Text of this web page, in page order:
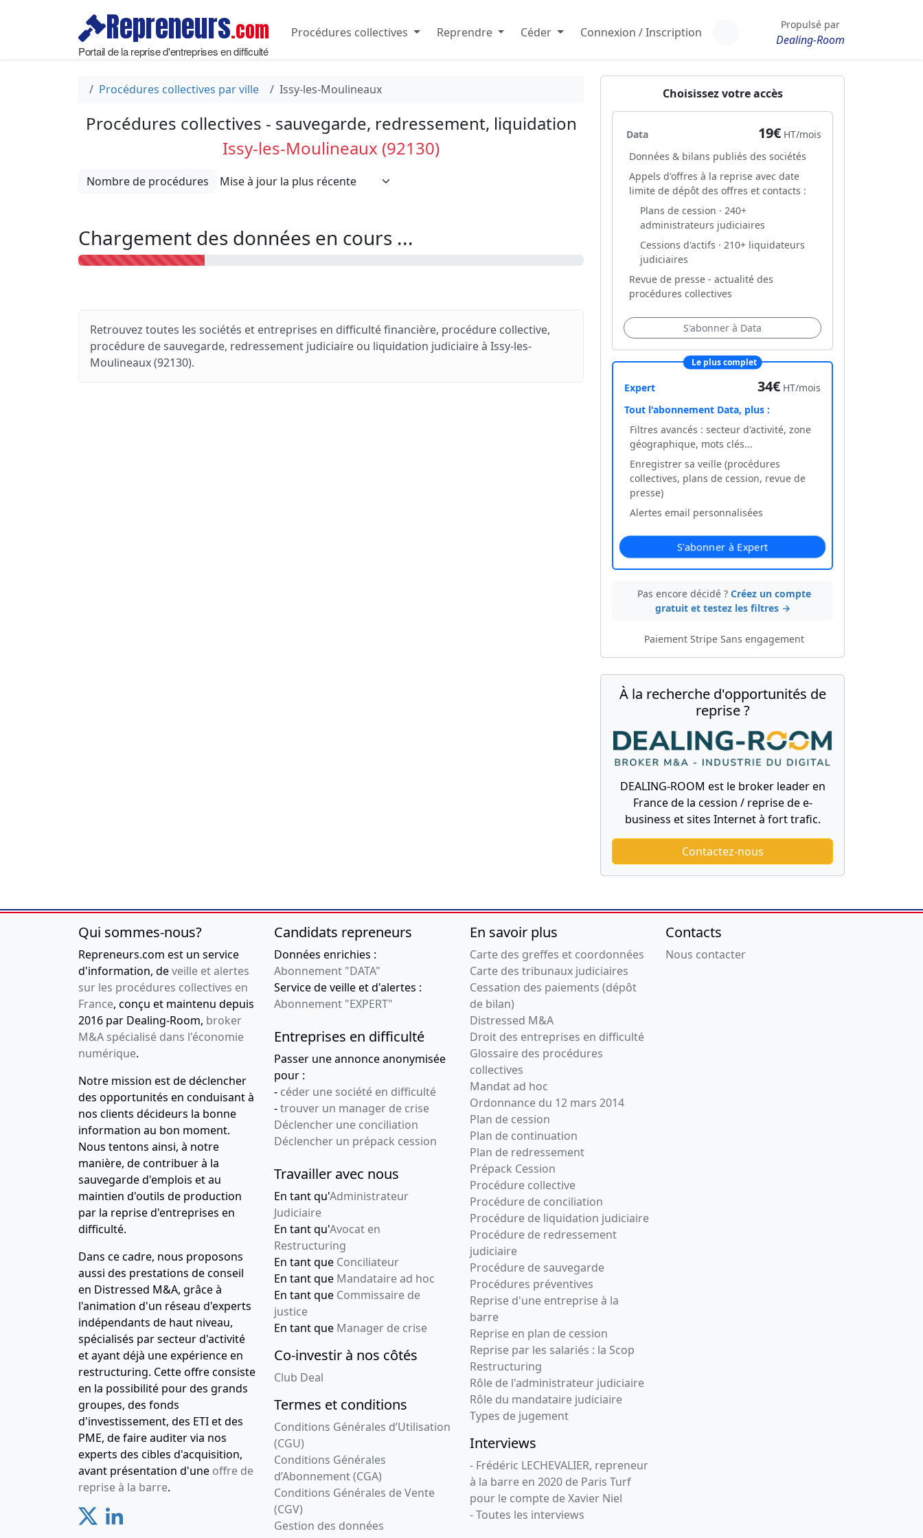
Repreneurs.com
Portail de la reprise d'entreprises en difficulté
Procédures collectives Reprendre Céder Connexion / Inscription
Propulsé par
Dealing-Room
Procédures collectives par ville Issy-les-Moulineaux
Procédures collectives - sauvegarde, redressement, liquidation
Issy-les-Moulineaux (92130)
Nombre de procédures
Chargement des données en cours ...
Retrouvez toutes les sociétés et entreprises en difficulté financière, procédure collective,
procédure de sauvegarde, redressement judiciaire ou liquidation judiciaire à Issy-les-
Moulineaux (92130).
Choisissez votre accès
Data 19€ HT/mois
Données & bilans publiés des sociétés
Appels d'offres à la reprise avec date
limite de dépôt des offres et contacts :
Plans de cession · 240+
administrateurs judiciaires
Cessions d'actifs · 210+ liquidateurs
judiciaires
Revue de presse - actualité des
procédures collectives
S'abonner à Data
Le plus complet
Expert 34€ HT/mois
Tout l'abonnement Data, plus :
Filtres avancés : secteur d'activité, zone
géographique, mots clés...
Enregistrer sa veille (procédures
collectives, plans de cession, revue de
presse)
Alertes email personnalisées
S'abonner à Expert
Pas encore décidé ? Créez un compte
gratuit et testez les filtres →
Paiement Stripe Sans engagement
À la recherche d'opportunités de
reprise ?
DEALING-ROOM est le broker leader en
France de la cession / reprise de e-
business et sites Internet à fort trafic.
Contactez-nous
Qui sommes-nous?
Repreneurs.com est un service
d'information, deveille et alertes
sur les procédures collectives en
France, conçu et maintenu depuis
2016 par Dealing-Room, broker
M&A spécialisé dans l'économie
numérique.
Notre mission est de déclencher
des opportunités en conduisant à
nos clients décideurs la bonne
information au bon moment.
Nous tentons ainsi, à notre
manière, de contribuer à la
sauvegarde d'emplois et au
maintien d'outils de production
par la reprise d'entreprises en
difficulté.
Dans ce cadre, nous proposons
aussi des prestations de conseil
en Distressed M&A, grâce à
l'animation d'un réseau d'experts
indépendants de haut niveau,
spécialisés par secteur d'activité
et ayant déjà une expérience en
restructuring. Cette offre consiste
en la possibilité pour des grands
groupes, des fonds
d'investissement, des ETI et des
PME, de faire auditer via nos
experts des cibles d'acquisition,
avant présentation d'une offre de
reprise à la barre.
Candidats repreneurs
Données enrichies :
Abonnement "DATA"
Service de veille et d'alertes :
Abonnement "EXPERT"
Entreprises en difficulté
Passer une annonce anonymisée
pour :
- céder une société en difficulté
-trouver un manager de crise
Déclencher une conciliation
Déclencher un prépack cession
Travailler avec nous
En tant qu'Administrateur
Judiciaire
En tant qu'Avocat en
Restructuring
En tant que Conciliateur
En tant que Mandataire ad hoc
En tant que Commissaire de
justice
En tant que Manager de crise
Co-investir à nos côtés
Club Deal
Termes et conditions
Conditions Générales d’Utilisation
(CGU)
Conditions Générales
d’Abonnement (CGA)
Conditions Générales de Vente
(CGV)
Gestion des données
En savoir plus
Carte des greffes et coordonnées
Carte des tribunaux judiciaires
Cessation des paiements (dépôt
de bilan)
Distressed M&A
Droit des entreprises en difficulté
Glossaire des procédures
collectives
Mandat ad hoc
Ordonnance du 12 mars 2014
Plan de cession
Plan de continuation
Plan de redressement
Prépack Cession
Procédure collective
Procédure de conciliation
Procédure de liquidation judiciaire
Procédure de redressement
judiciaire
Procédure de sauvegarde
Procédures préventives
Reprise d'une entreprise à la
barre
Reprise en plan de cession
Reprise par les salariés : la Scop
Restructuring
Rôle de l'administrateur judiciaire
Rôle du mandataire judiciaire
Types de jugement
Interviews
- Frédéric LECHEVALIER, repreneur
à la barre en 2020 de Paris Turf
pour le compte de Xavier Niel
- Toutes les interviews
Contacts
Nous contacter